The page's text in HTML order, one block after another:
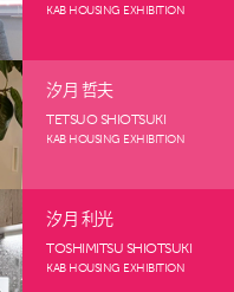
KAB HOUSING EXHIBITION
汐月 哲夫
TETSUO SHIOTSUKI
KAB HOUSING EXHIBITION
汐月 利光
TOSHIMITSU SHIOTSUKI
KAB HOUSING EXHIBITION